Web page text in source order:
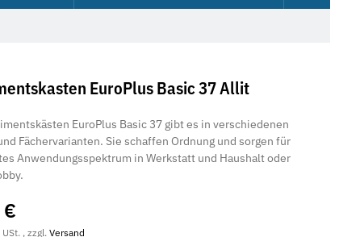
EuroPlus Basic 37 Allit
EuroPlus Basic 37 gibt es in verschiedenen
Fächervarianten. Sie schaffen Ordnung und sorgen für
Anwendungsspektrum in Werkstatt und Haushalt oder
, zzgl.Versand